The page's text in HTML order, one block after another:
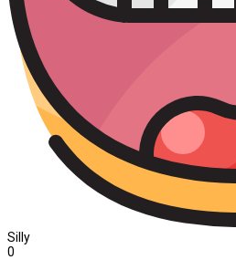
Silly
0